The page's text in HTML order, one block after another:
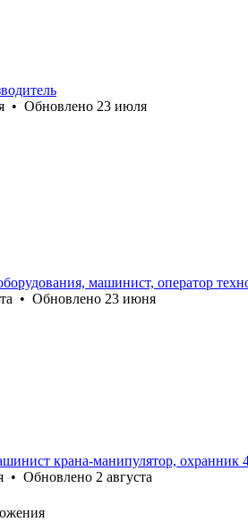
• Обновлено 23 июля
машинист, оператор
• Обновлено 23 июня
крана-манипулятор, охранник 4
• Обновлено 2 августа